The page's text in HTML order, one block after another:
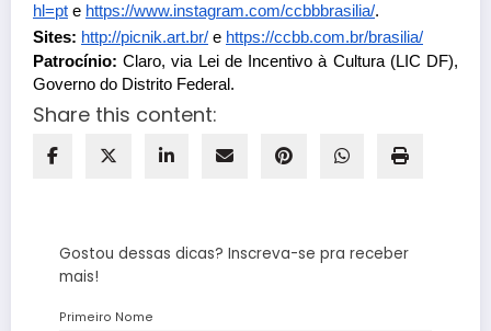
hl=pt e https://www.instagram.com/ccbbbrasilia/.
Sites: http://picnik.art.br/ e https://ccbb.com.br/brasilia/
Patrocínio: Claro, via Lei de Incentivo à Cultura (LIC DF),
Governo do Distrito Federal.
Share this content:
Gostou dessas dicas? Inscreva-se pra receber
mais!
Primeiro Nome